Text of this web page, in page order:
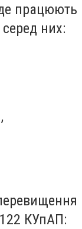
працюють
них:
КУпАП: